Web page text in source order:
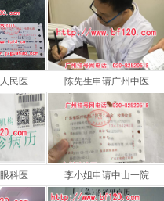
民医 陈先生申请广州中医
科医 李小姐申请中山一院